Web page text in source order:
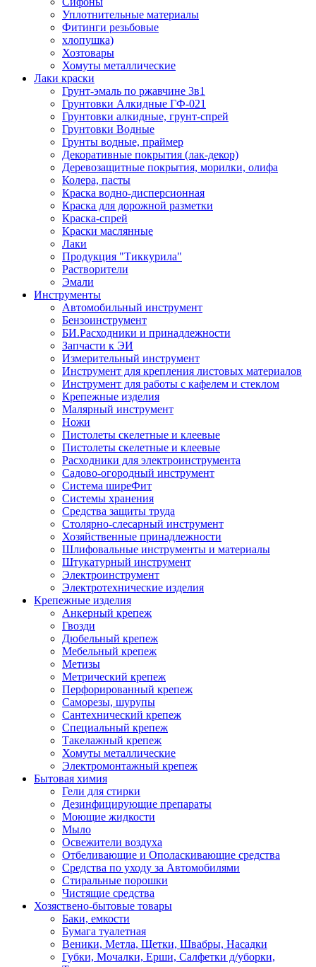
Уплотнительные материалы
Фитинги резьбовые
хлопушка)
Хозтовары
Хомуты металлические
Лаки краски
Грунт-эмаль по ржавчине 3в1
Грунтовки Алкидные ГФ-021
Грунтовки алкидные, грунт-спрей
Грунтовки Водные
Грунты водные, праймер
Декоративные покрытия (лак-декор)
Деревозащитные покрытия, морилки, олифа
Колера, пасты
Краска водно-дисперсионная
Краска для дорожной разметки
Краска-спрей
Краски маслянные
Лаки
Продукция "Тиккурила"
Растворители
Эмали
Инструменты
Автомобильный инструмент
Бензоинструмент
БИ.Расходники и принадлежности
Запчасти к ЭИ
Измерительный инструмент
Инструмент для крепления листовых материалов
Инструмент для работы с кафелем и стеклом
Крепежные изделия
Малярный инструмент
Ножи
Пистолеты скелетные и клеевые
Пистолеты скелетные и клеевые
Расходники для электроинструмента
Садово-огородный инструмент
Система ширеФит
Системы хранения
Средства защиты труда
Столярно-слесарный инструмент
Хозяйственные принадлежности
Шлифовальные инструменты и материалы
Штукатурный инструмент
Электроинструмент
Электротехнические изделия
Крепежные изделия
Анкерный крепеж
Гвозди
Дюбельный крепеж
Мебельный крепеж
Метизы
Метрический крепеж
Перфорированный крепеж
Саморезы, шурупы
Сантехнический крепеж
Специальный крепеж
Такелажный крепеж
Хомуты металлические
Электромонтажный крепеж
Бытовая химия
Гели для стирки
Дезинфицирующие препараты
Моющие жидкости
Мыло
Освежители воздуха
Отбеливающие и Ополаскивающие средства
Средства по уходу за Автомобилями
Стиральные порошки
Чистящие средства
Хозяствено-бытовые товары
Баки, емкости
Бумага туалетная
Веники, Метла, Щетки, Швабры, Насадки
Губки, Мочалки, Ерши, Салфетки д/уборки,